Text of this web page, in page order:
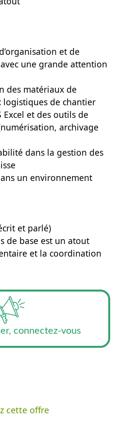
et de
une grande attention
des matériaux de
de chantier
Excel et des outils de
archivage
dans la gestion des
un environnement
et parlé)
de base est un atout
et la coordination
connectez-vous
cette offre